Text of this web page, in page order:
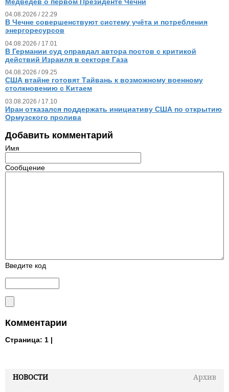
НОВОСТИ
Архив
04.08.2026 / 22.29
В Чечне совершенствуют систему учёта и потребления
энергоресурсов
04.08.2026 / 17.01
В Германии суд оправдал автора постов с критикой
действий Израиля в секторе Газа
04.08.2026 / 09.25
США втайне готовят Тайвань к возможному военному
столкновению с Китаем
03.08.2026 / 17.10
Иран отказался поддержать инициативу США по открытию
Ормузского пролива
Добавить комментарий
Имя
Сообщение
Введите код
Комментарии
Страница: 1 |